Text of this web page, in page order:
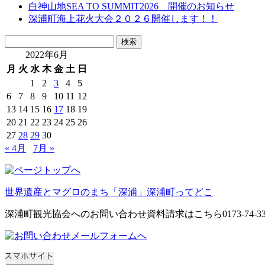
白神山地SEA TO SUMMIT2026 開催のお知らせ
深浦町海上花火大会２０２６開催します！！
検索
2022年6月
月 火 水 木 金 土 日
1
2 3 4
5
6
7 8 9 10 11 12
13 14 15 16 17 18 19
20 21 22 23 24 25 26
27 28 29 30
« 4月
7月 »
世界遺産とマグロのまち「深浦」深浦町ってどこ
深浦町観光協会へのお問い合わせ資料請求はこちら0173-74-